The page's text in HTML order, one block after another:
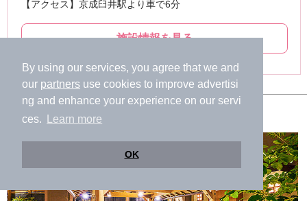
By using our services, you agree that we and
our partners use cookies to improve advertisi
ng and enhance your experience on our servi
ces.
Learn more
OK
⑩spa resort 蘭々の湯